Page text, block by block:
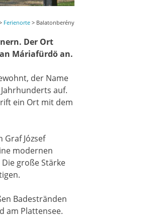
Ferienorte > Balatonberény
Der Ort
Máriafürdö an.
der Name
auf.
ein Ort mit dem
József
modernen
große Stärke
Badestränden
am Plattensee.